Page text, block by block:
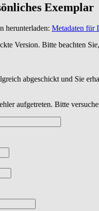
Exemplar
herunterladen: Metadaten für
Version. Bitte beachten
abgeschickt und Sie
aufgetreten. Bitte